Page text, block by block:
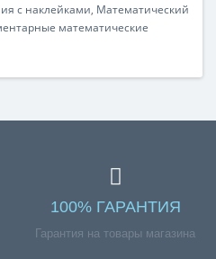
с наклейками, Математический
математические
100% ГАРАНТИЯ
Гарантия на товары магазина